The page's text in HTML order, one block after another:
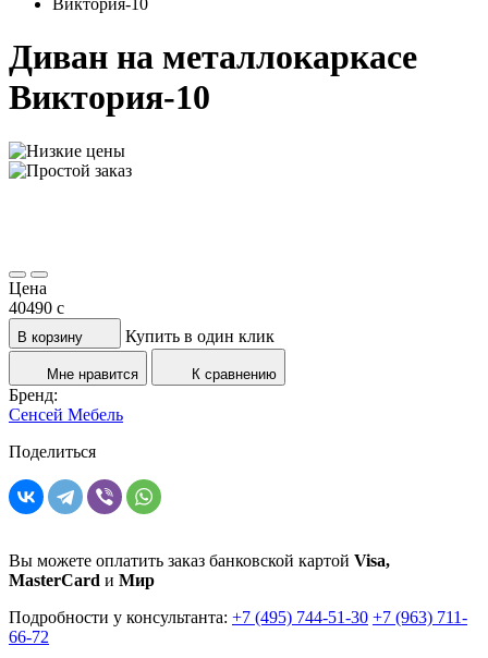
Виктория-10
Диван на металлокаркасе
Виктория-10
Цена
40490 c
В корзину Купить в один клик
Мне нравится К сравнению
Бренд:
Сенсей Мебель
Поделиться
Вы можете оплатить заказ банковской картой Visa,
MasterCard и Мир
Подробности у консультанта: +7 (495) 744-51-30 +7 (963) 711-
66-72